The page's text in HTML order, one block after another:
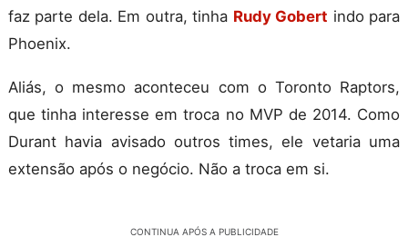
faz parte dela. Em outra, tinha Rudy Gobert indo para
Phoenix.
Aliás, o mesmo aconteceu com o Toronto Raptors,
que tinha interesse em troca no MVP de 2014. Como
Durant havia avisado outros times, ele vetaria uma
extensão após o negócio. Não a troca em si.
CONTINUA APÓS A PUBLICIDADE